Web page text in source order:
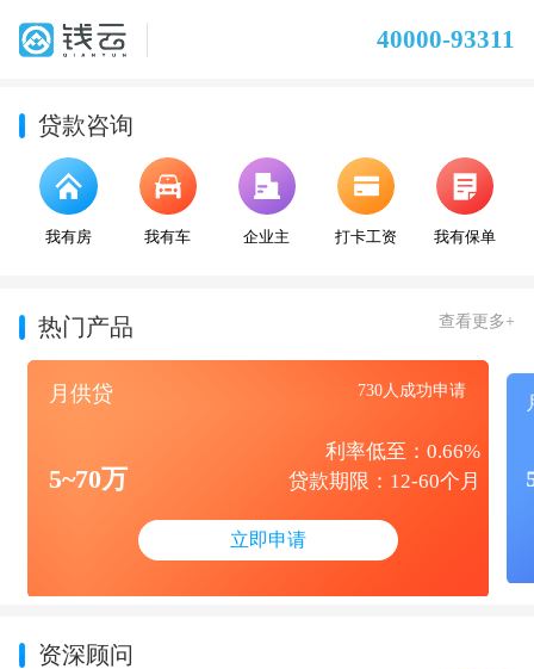
40000-93311
贷款咨询
我有房 我有车 企业主 打卡工资 我有保单
热门产品 查看更多+
月供贷 730人成功申请
5~70万
利率低至：0.66%
贷款期限：12-60个月
立即申请
资深顾问